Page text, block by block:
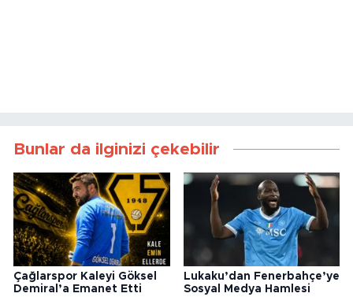
Bunlar da ilginizi çekebilir
Çağlarspor Kaleyi Göksel
Demiral’a Emanet Etti
Lukaku’dan Fenerbahçe’ye
Sosyal Medya Hamlesi